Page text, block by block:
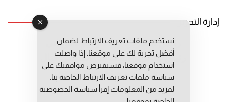
إدارة التحرير
رئيس التحرير: عبد الرحيم التوراني
رئيس التحرير المساعد: المعطي قبال
مديرة التحرير: فاطمة حوحو
نستخدم ملفات تعريف الارتباط لضمان
أفضل تجربة لك على موقعنا. إذا واصلت
استخدام موقعنا، فسنفترض موافقتك على
سياسة ملفات تعريف الارتباط الخاصة بنا.
لمزيد من المعلومات إقرأ سياسة الخصوصية